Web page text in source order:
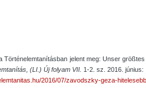
Történelemtanításban jelent meg: Unser
(LI.) Új folyam VII. 1-2. sz. 2016. június:
2016/07/zavodszky-geza-